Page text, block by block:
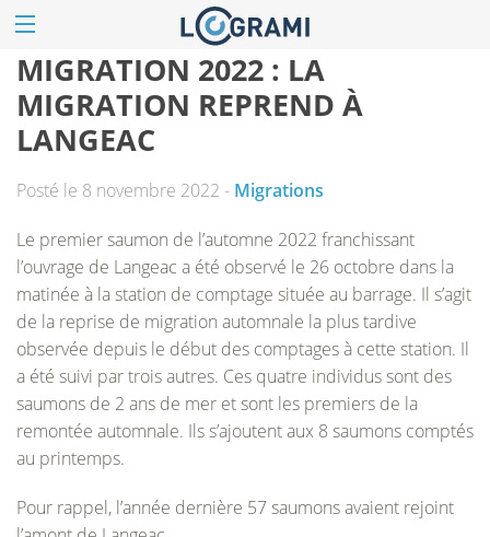
MIGRATION 2022 : LA
MIGRATION REPREND À
LANGEAC
Posté le 8 novembre 2022 - Migrations
Le premier saumon de l’automne 2022 franchissant
l’ouvrage de Langeac a été observé le 26 octobre dans la
matinée à la station de comptage située au barrage. Il s’agit
de la reprise de migration automnale la plus tardive
observée depuis le début des comptages à cette station. Il
a été suivi par trois autres. Ces quatre individus sont des
saumons de 2 ans de mer et sont les premiers de la
remontée automnale. Ils s’ajoutent aux 8 saumons comptés
au printemps.
Pour rappel, l’année dernière 57 saumons avaient rejoint